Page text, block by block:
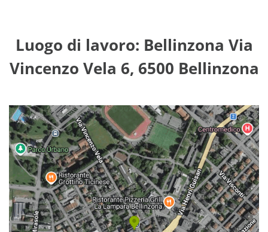
Luogo di lavoro: Bellinzona Via
Vincenzo Vela 6, 6500 Bellinzona